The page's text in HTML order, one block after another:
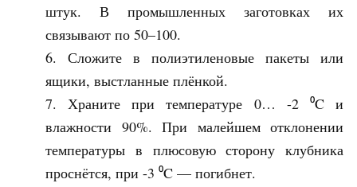
штук. В промышленных заготовках их
связывают по 50–100.
Сложите в полиэтиленовые пакеты или
ящики, выстланные плёнкой.
Храните при температуре 0… -2 ⁰C и
влажности 90%. При малейшем отклонении
температуры в плюсовую сторону клубника
проснётся, при -3 ⁰C — погибнет.